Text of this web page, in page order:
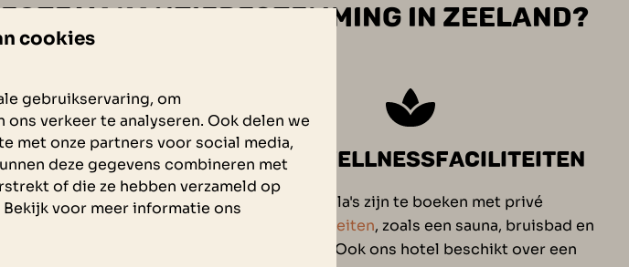
VAKANTIEBESTEMMING IN ZEELAND?
ALLES OP ÉÉN
(PRIVÉ)WELLNESSFACILITEITEN
Onze villa's zijn te boeken met privé
wellnessfaciliteiten, zoals een sauna, bruisbad en
Sunshower. Ook ons hotel beschikt over een
cookies
gebruikservaring, om
verkeer te analyseren. Ook delen we
met onze partners voor social media,
deze gegevens combineren met
of die ze hebben verzameld op
voor meer informatie ons